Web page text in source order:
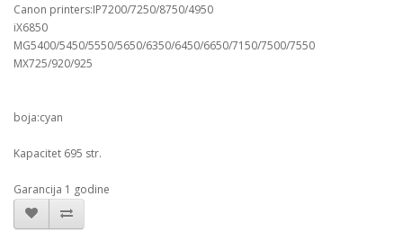
Canon printers:IP7200/7250/8750/4950
iX6850
MG5400/5450/5550/5650/6350/6450/6650/7150/7500/7550
MX725/920/925
boja:cyan
Kapacitet 695 str.
Garancija 1 godine